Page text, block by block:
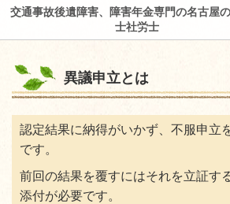
交通事故後遺障害、障害年金専門の名古屋
士社労士
異議申立とは
認定結果に納得がいかず、不服申立
です。
前回の結果を覆すにはそれを立証す
添付が必要です。